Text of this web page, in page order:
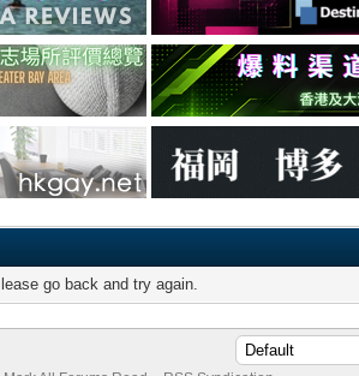
go back and try again.